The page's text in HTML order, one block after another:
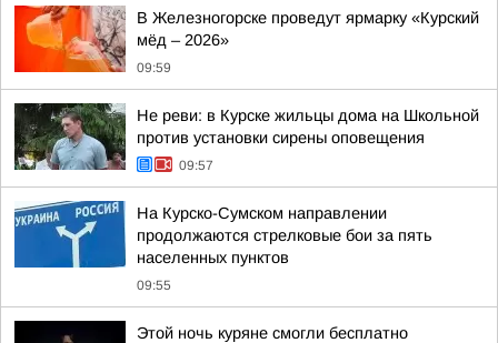
В Железногорске проведут ярмарку «Курский
мёд – 2026»
09:59
Не реви: в Курске жильцы дома на Школьной
против установки сирены оповещения
09:57
На Курско-Сумском направлении
продолжаются стрелковые бои за пять
населенных пунктов
09:55
Этой ночь куряне смогли бесплатно